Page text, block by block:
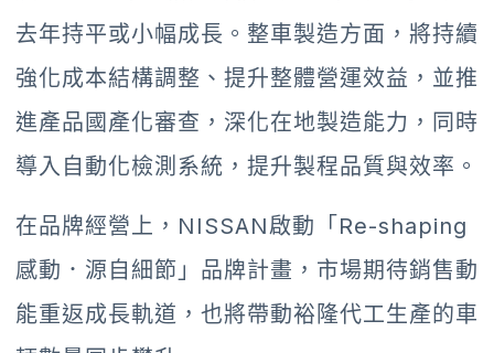
去年持平或小幅成長。整車製造方面，將持續
強化成本結構調整、提升整體營運效益，並推
進產品國產化審查，深化在地製造能力，同時
導入自動化檢測系統，提升製程品質與效率。
在品牌經營上，NISSAN啟動「Re-shaping
感動．源自細節」品牌計畫，市場期待銷售動
能重返成長軌道，也將帶動裕隆代工生產的車